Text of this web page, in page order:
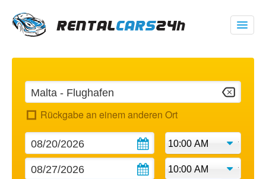
00 1 (347) 719 1928
$
USD
Rückgabe an einem anderen Ort